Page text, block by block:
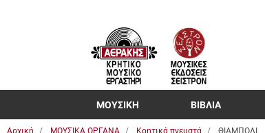
ΜΟΥΣΙΚΗ ΒΙΒΛΙΑ
Αρχική ΜΟΥΣΙΚΑ ΟΡΓΑΝΑ Κρητικά πνευστά ΘΙΑΜΠΟΛΙ